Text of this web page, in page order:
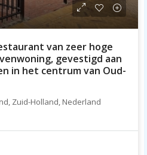
van zeer hoge
gevestigd aan
in het centrum van Oud-
Zuid-Holland, Nederland